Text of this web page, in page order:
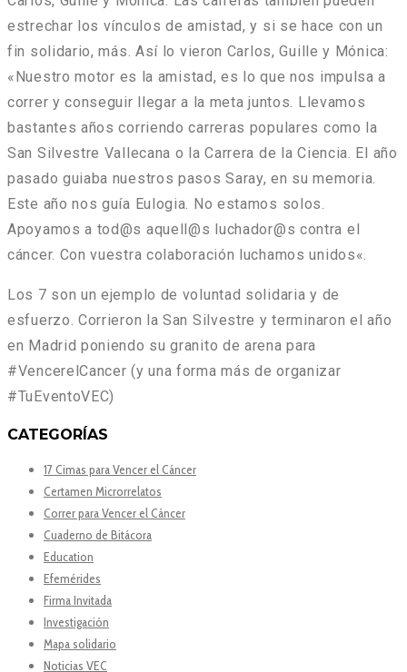
estrechar los vínculos de amistad, y si se hace con un
fin solidario, más. Así lo vieron Carlos, Guille y Mónica:
« Nuestro motor es la amistad, es lo que nos impulsa a
correr y conseguir llegar a la meta juntos. Llevamos
bastantes años corriendo carreras populares como la
San Silvestre Vallecana o la Carrera de la Ciencia. El año
pasado guiaba nuestros pasos Saray, en su memoria.
Este año nos guía Eulogia. No estamos solos.
Apoyamos a tod@s aquell@s luchador@s contra el
cáncer. Con vuestra colaboración luchamos unidos«.
Los 7 son un ejemplo de voluntad solidaria y de
esfuerzo. Corrieron la San Silvestre y terminaron el año
en Madrid poniendo su granito de arena para
#VencerelCancer (y una forma más de organizar
#TuEventoVEC)
CATEGORÍAS
17 Cimas para Vencer el Cáncer
Certamen Microrrelatos
Correr para Vencer el Cáncer
Cuaderno de Bitácora
Education
Efemérides
Firma Invitada
Investigación
Mapa solidario
Noticias VEC